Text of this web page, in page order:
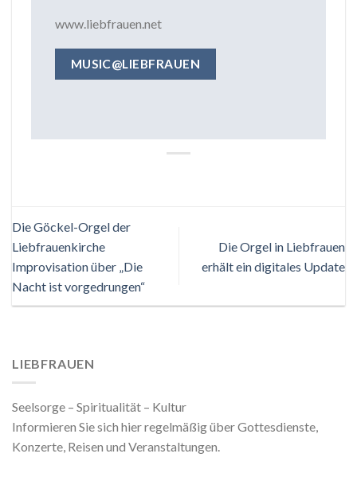
www.liebfrauen.net
MUSIC@LIEBFRAUEN
Die Göckel-Orgel der
Liebfrauenkirche
Improvisation über „Die
Nacht ist vorgedrungen“
Die Orgel in Liebfrauen
erhält ein digitales Update
LIEBFRAUEN
Seelsorge – Spiritualität – Kultur
Informieren Sie sich hier regelmäßig über Gottesdienste,
Konzerte, Reisen und Veranstaltungen.